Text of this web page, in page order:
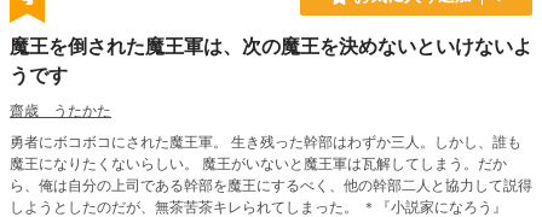
魔王を倒された魔王軍は、次の魔王を決めないといけないよ
うです
齋歳 うたかた
勇者にボコボコにされた魔王軍。 生き残った幹部はわずか三人。しかし、誰も
魔王になりたくないらしい。 魔王がいないと魔王軍は瓦解してしまう。だか
ら、俺は自分の上司である幹部を魔王にするべく、他の幹部二人と協力して説得
しようとしたのだが、無茶苦茶キレられてしまった。 ＊『小説家になろう』